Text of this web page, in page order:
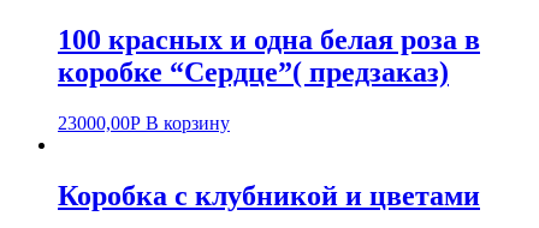
100 красных и одна белая роза в
коробке “Сердце”( предзаказ)
23000,00Р В корзину
Коробка с клубникой и цветами